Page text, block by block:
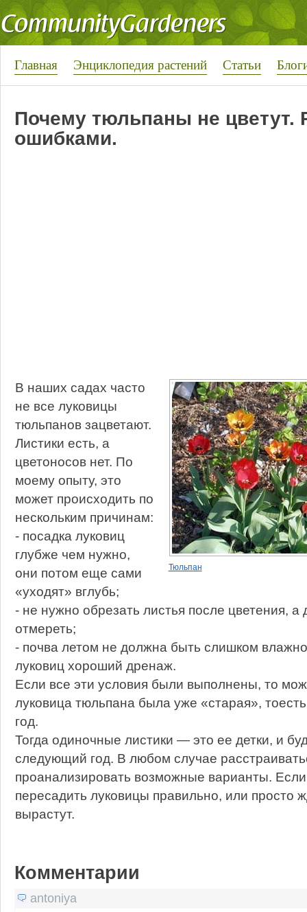
Главная Энциклопедия растений Статьи
Почему тюльпаны не цветут.
ошибками.
Тюльпан
В наших садах часто
не все луковицы
тюльпанов зацветают.
Листики есть, а
цветоносов нет. По
моему опыту, это
может происходить по
нескольким причинам:
- посадка луковиц
глубже чем нужно,
они потом еще сами
«уходят» вглубь;
- не нужно обрезать листья после цветения,
отмереть;
- почва летом не должна быть слишком
луковиц хороший дренаж.
Если все эти условия были выполнены, то
луковица тюльпана была уже «старая»,
год.
Тогда одиночные листики — это ее детки, и
следующий год. В любом случае
проанализировать возможные варианты.
пересадить луковицы правильно, или просто
вырастут.
Комментарии
antoniya